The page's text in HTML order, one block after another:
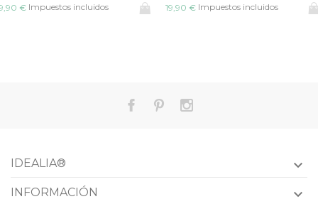
19,90 € Impuestos incluidos 17,90 €
IDEALIA® 
INFORMACIÓN 